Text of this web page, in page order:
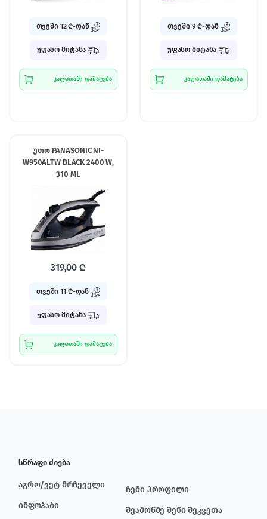
თვეში 12 ₾-დან
უფასო მიტანა
კალათაში დამატება
თვეში 9 ₾-დან
უფასო მიტანა
კალათაში დამატება
უთო PANASONIC NI-
W950ALTW BLACK 2400 W,
310 ML
319,00₾
თვეში 11 ₾-დან
უფასო მიტანა
კალათაში დამატება
სწრაფი ძიება
აგრო/ვეტ მრჩეველი
ინფოჰაბი
ჩემი პროფილი
შეამოწმე შენი შეკვეთა